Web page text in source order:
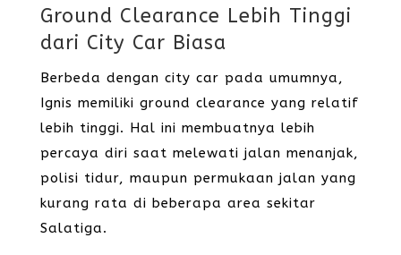
Ground Clearance Lebih Tinggi
dari City Car Biasa
Berbeda dengan city car pada umumnya,
Ignis memiliki ground clearance yang relatif
lebih tinggi. Hal ini membuatnya lebih
percaya diri saat melewati jalan menanjak,
polisi tidur, maupun permukaan jalan yang
kurang rata di beberapa area sekitar
Salatiga.